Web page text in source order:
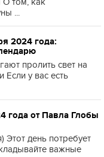
...
2024 года:
пролить свет на
Если у вас есть
года от Павла Глобы
Этот день потребует
важные